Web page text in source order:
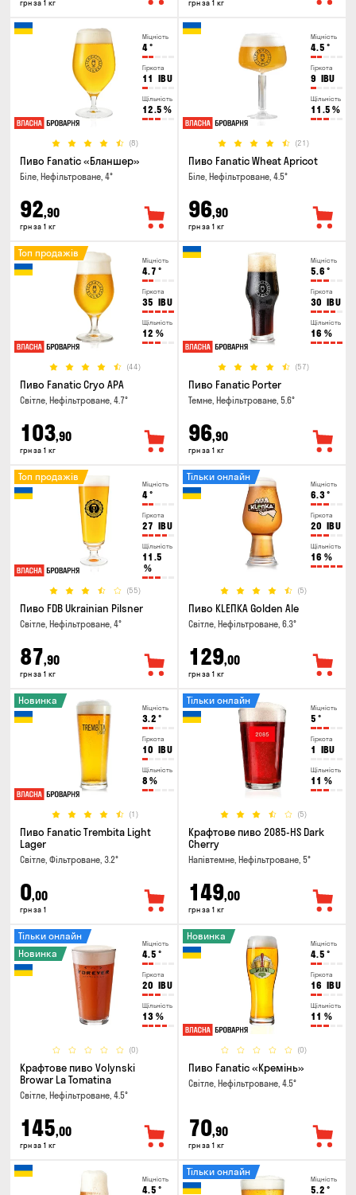
грн за 1 кг грн за 1 кг
Міцність
4°
Гіркота
11 IBU
Щільність
12.5 %
(8)
Пиво Fanatic «Бланшер»
Біле, Нефільтроване, 4°
92,90
грн за 1 кг
Міцність
4.5 °
Гіркота
9 IBU
Щільність
11.5 %
(21)
Пиво Fanatic Wheat Apricot
Біле, Нефільтроване, 4.5°
96,90
грн за 1 кг
Міцність
4.7 °
Гіркота
35 IBU
Щільність
12 %
(44)
Топ продажів
Пиво Fanatic Cryo APA
Світле, Нефільтроване, 4.7°
103,90
грн за 1 кг
Міцність
5.6 °
Гіркота
30 IBU
Щільність
16 %
(57)
Пиво Fanatic Porter
Темне, Нефільтроване, 5.6°
96,90
грн за 1 кг
Міцність
4°
Гіркота
27 IBU
Щільність
11.5
%
(55)
Топ продажів
Пиво FDB Ukrainian Pilsner
Світле, Нефільтроване, 4°
87,90
грн за 1 кг
Міцність
6.3°
Гіркота
20 IBU
Щільність
16 %
(5)
Тільки онлайн
Пиво KLEПКА Golden Ale
Світле, Нефільтроване, 6.3°
129,00
грн за 1 кг
Міцність
3.2 °
Гіркота
10 IBU
Щільність
8 %
(1)
Новинка
Пиво Fanatic Trembita Light
Lager
Світле, Фільтроване, 3.2°
0,00
грн за 1
Міцність
5 °
Гіркота
1 IBU
Щільність
11 %
(5)
Тільки онлайн
Крафтове пиво 2085-HS Dark
Cherry
Напівтемне, Нефільтроване, 5°
149,00
грн за 1 кг
Міцність
4.5 °
Гіркота
20 IBU
Щільність
13 %
(0)
Тільки онлайн
Новинка
Крафтове пиво Volynski
Browar La Tomatina
Світле, Нефільтроване, 4.5°
145,00
грн за 1 кг
Міцність
4.5 °
Гіркота
16 IBU
Щільність
11 %
(0)
Новинка
Пиво Fanatic «Кремінь»
Світле, Нефільтроване, 4.5°
70,90
грн за 1 кг
Міцність
4.5 °
Міцність
5.2 °
Тільки онлайн